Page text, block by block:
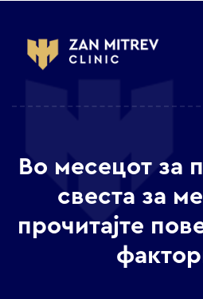
Во месецот за
свеста за
прочитајте